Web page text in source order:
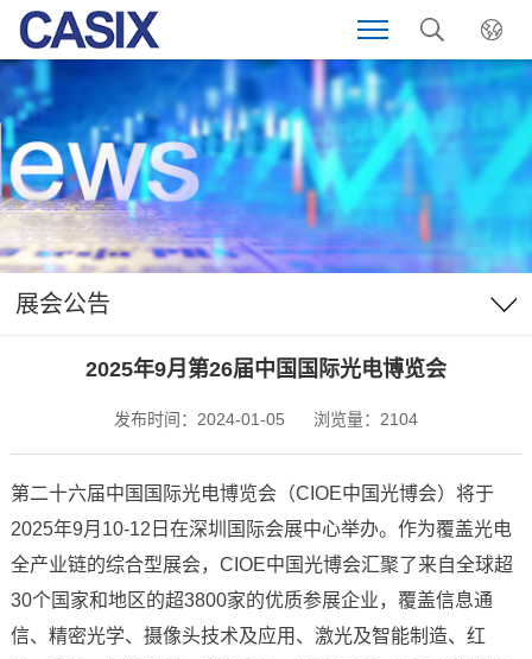
展会公告
2025年9月第26届中国国际光电博览会
发布时间：2024-01-05 浏览量：2104
第二十六届中国国际光电博览会（CIOE中国光博会）将于
2025年9月10-12日在深圳国际会展中心举办。作为覆盖光电
全产业链的综合型展会，CIOE中国光博会汇聚了来自全球超
30个国家和地区的超3800家的优质参展企业，覆盖信息通
信、精密光学、摄像头技术及应用、激光及智能制造、红